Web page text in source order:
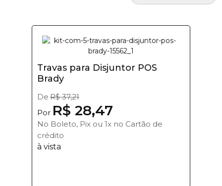
Travas para Disjuntor POS
Brady
De R$ 37,21
Por R$ 28,47
No Boleto, Pix ou 1x no Cartão de
crédito
à vista